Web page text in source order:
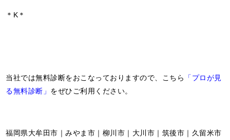
＊K＊
当社では無料診断をおこなっておりますので、こちら
「プロが見
る無料診断」 をぜひご利用ください。
福岡県大牟田市｜みやま市｜柳川市｜大川市｜筑後市｜久留米市